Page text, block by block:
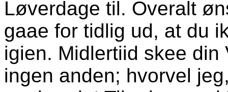
Løverdage til. Overalt
gaae for tidlig ud, at du
igien. Midlertiid skee
ingen anden; hvorvel